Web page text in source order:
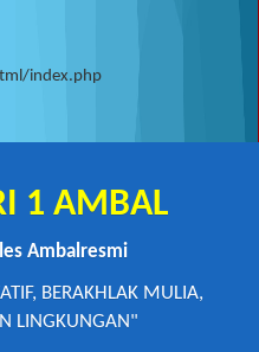
index.php
1 AMBAL
Ambalresmi
BERAKHLAK MULIA,
LINGKUNGAN"